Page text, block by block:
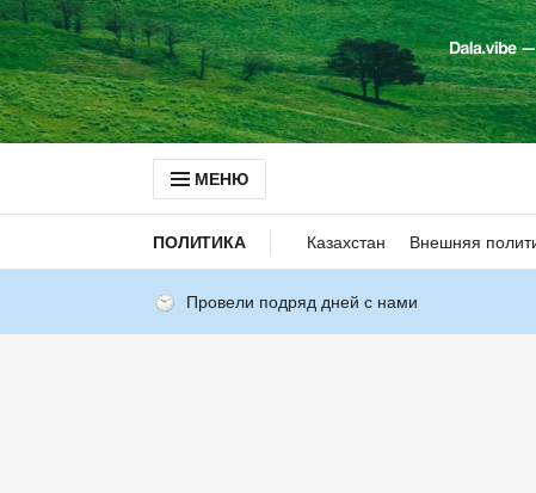
МЕНЮ
ПОЛИТИКА Казахстан Внешняя
Провели подряд дней с нами